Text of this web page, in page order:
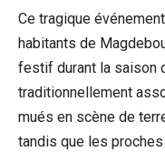
Ce tragique
habitants de
festif durant la saison
traditionnellement
mués en scène de
tandis que les